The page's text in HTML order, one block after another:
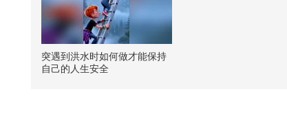
好医 @皮肤科周星医生 @李老
师水煮宇宙 @化无止境薛老师
#糖尿病
突遇到洪水时如何做才能保持
自己的人生安全